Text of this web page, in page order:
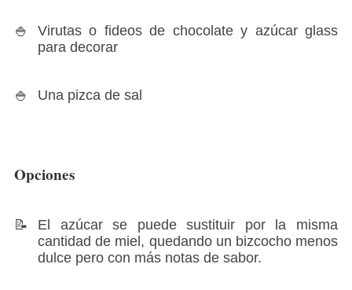
Virutas o fideos de chocolate y azúcar glass
para decorar
Una pizca de sal
Opciones
El azúcar se puede sustituir por la misma
cantidad de miel, quedando un bizcocho menos
dulce pero con más notas de sabor.